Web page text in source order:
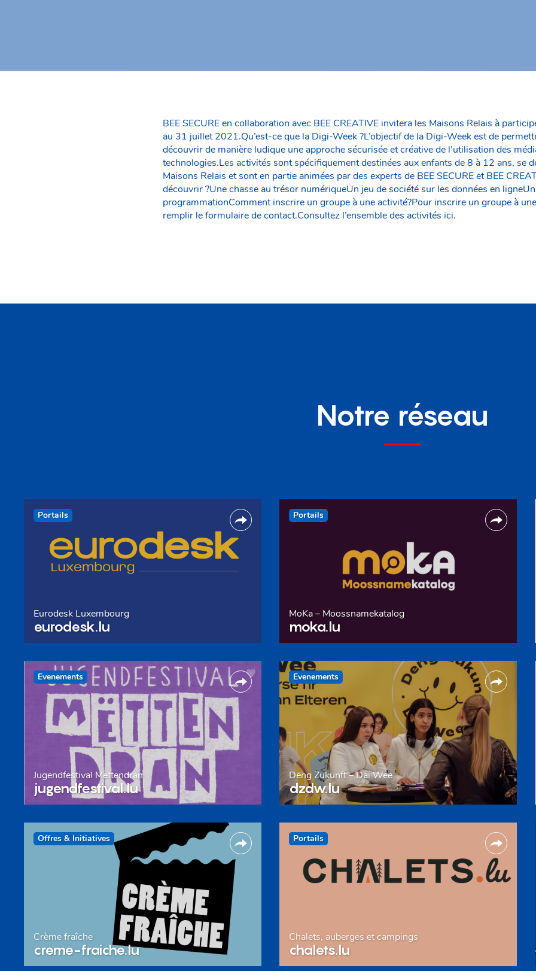
BEE SECURE en collaboration avec BEE CREATIVE invitera les Maisons Relais à
au 31 juillet 2021.Qu’est-ce que la Digi-Week ?L’objectif de la Digi-Week est de
découvrir de manière ludique une approche sécurisée et créative de l’utilisation des
technologies.Les activités sont spécifiquement destinées aux enfants de 8 à 12 ans, se
Maisons Relais et sont en partie animées par des experts de BEE SECURE et BEE
découvrir ?Une chasse au trésor numériqueUn jeu de société sur les données en
programmationComment inscrire un groupe à une activité?Pour inscrire un groupe à
remplir le formulaire de contact.Consultez l’ensemble des activités ici.
Notre réseau
Portails
Eurodesk Luxembourg
eurodesk.lu
Portails
MoKa – Moossnamekatalog
moka.lu
Evenements
Jugendfestival Mëttendran
jugendfestival.lu
Evenements
Deng Zukunft – Däi Wee
dzdw.lu
Offres & Initiatives
Crème fraîche
creme-fraiche.lu
Portails
Chalets, auberges et campings
chalets.lu